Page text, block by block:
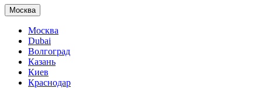
Москва
Москва
Dubai
Волгоград
Казань
Киев
Краснодар